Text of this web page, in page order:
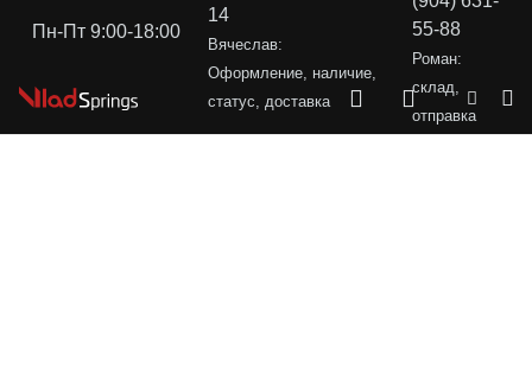
Пн-Пт 9:00-18:00
14
Вячеслав:
Оформление, наличие,
статус, доставка
55-88
Роман:
склад,
отправка